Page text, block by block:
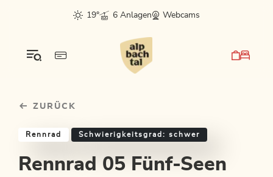
sr.skip-to.main-content
sr.skip-to.table-of-contents
sr.skip-to.main-navigation
19°
6 Anlagen Webcams
ZURÜCK
Rennrad Schwierigkeitsgrad: schwer
Rennrad 05 Fünf-Seen